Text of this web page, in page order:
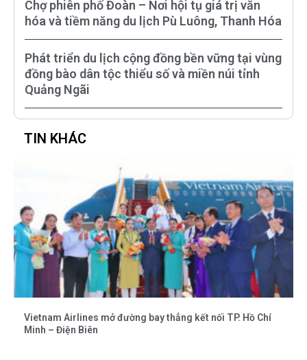
Chợ phiên phố Đoàn – Nơi hội tụ giá trị văn
hóa và tiềm năng du lịch Pù Luông, Thanh Hóa
Phát triển du lịch cộng đồng bền vững tại vùng
đồng bào dân tộc thiểu số và miền núi tỉnh
Quảng Ngãi
TIN KHÁC
Vietnam Airlines mở đường bay thẳng kết nối TP. Hồ Chí
Minh – Điện Biên